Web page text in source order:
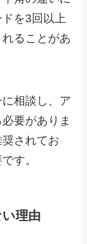
を3回以上
ることがあ
相談し、ア
要がありま
されてお
す。
理由